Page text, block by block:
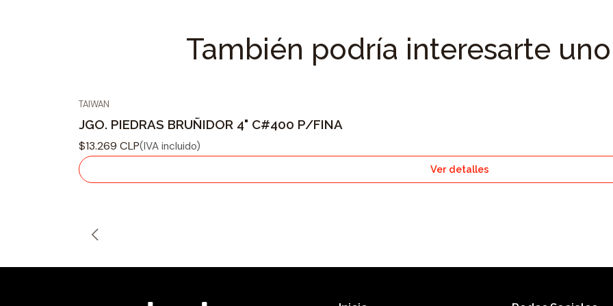
También podría interesarte
TAIWAN
JGO. PIEDRAS BRUÑIDOR 4" C#400 P/FINA
$13.269 CLP(IVA incluido)
Ver detalles